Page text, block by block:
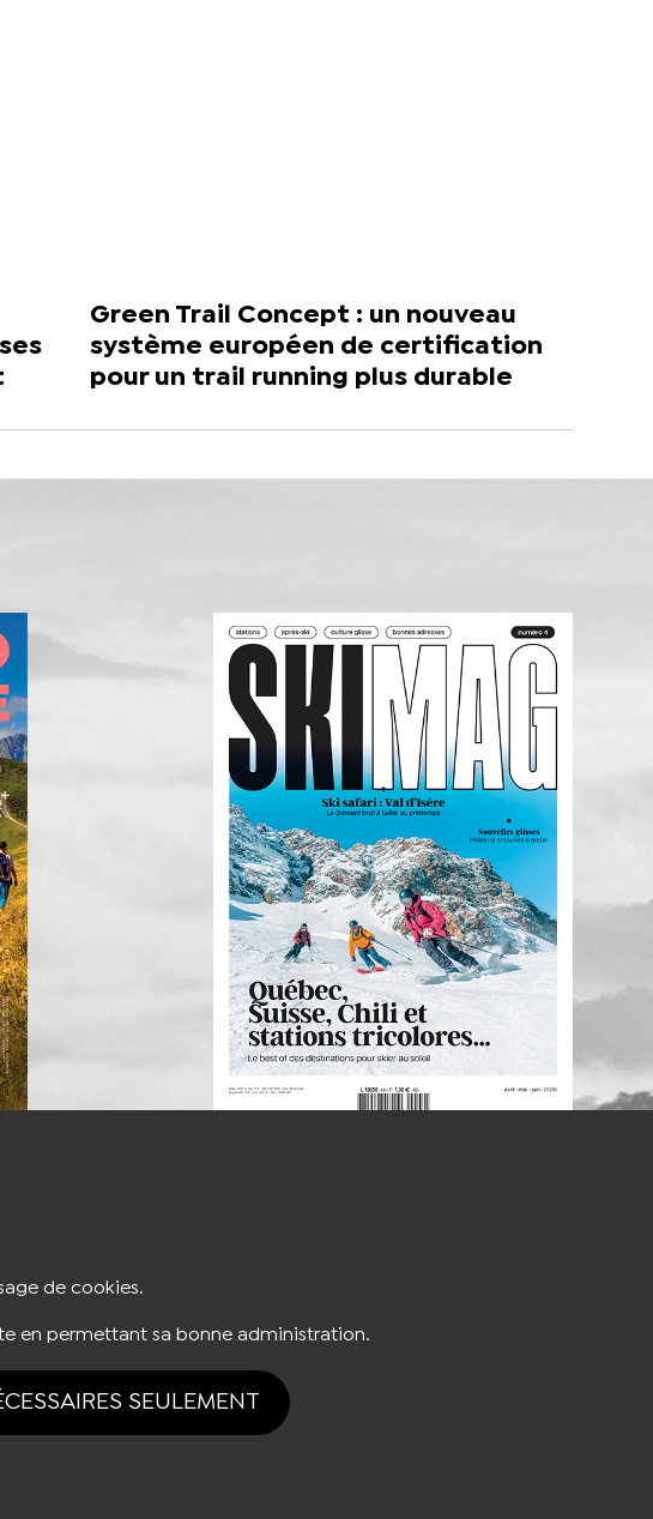
de cookies.
en permettant sa bonne administration.
SEULEMENT
Green Trail Concept : un nouveau
système européen de certification
pour un trail running plus durable